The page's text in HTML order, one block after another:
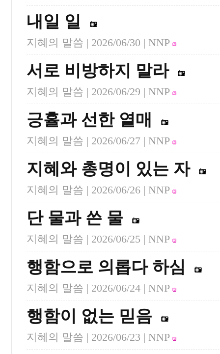
내일 일
지혜의 말씀 | 2026/06/30 | NNP
서로 비방하지 말라
지혜의 말씀 | 2026/06/29 | NNP
긍휼과 선한 열매
지혜의 말씀 | 2026/06/27 | NNP
지혜와 총명이 있는 자
지혜의 말씀 | 2026/06/26 | NNP
단 물과 쓴 물
지혜의 말씀 | 2026/06/25 | NNP
행함으로 의롭다 하심
지혜의 말씀 | 2026/06/24 | NNP
행함이 없는 믿음
지혜의 말씀 | 2026/06/23 | NNP